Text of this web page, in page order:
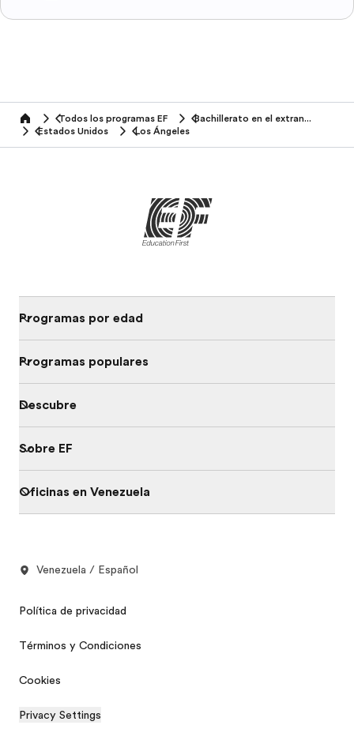
home Todos los programas EF
Bachillerato en el extranjero
Estados Unidos
Los Ángeles
Programas por edad
Programas populares
Descubre
Sobre EF
Oficinas en Venezuela
Venezuela / Español
Política de privacidad
Términos y Condiciones
Cookies
Privacy Settings